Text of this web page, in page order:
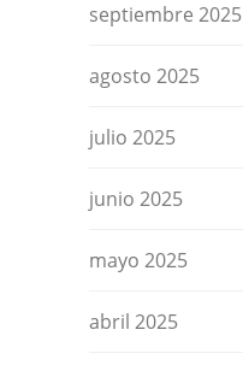
septiembre 2025
agosto 2025
julio 2025
junio 2025
mayo 2025
abril 2025